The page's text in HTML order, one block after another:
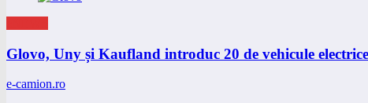
Glovo, Uny și Kaufland introduc 20 de vehicule
e-camion.ro